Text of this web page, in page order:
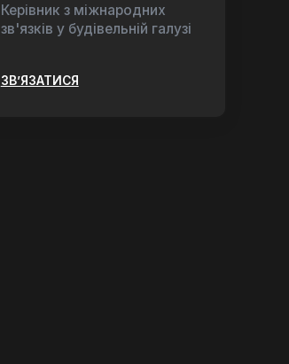
Керівник з міжнародних
зв'язків у будівельній галузі
ЗВ’ЯЗАТИСЯ